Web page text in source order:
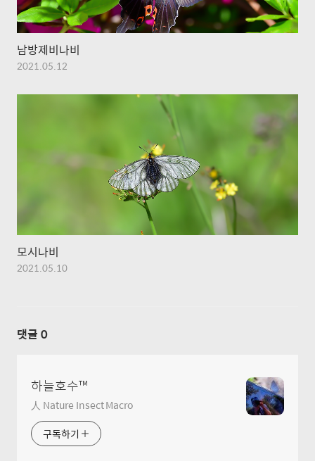
남방제비나비
2021.05.12
모시나비
2021.05.10
댓글 0
하늘호수™
人 Nature Insect Macro
구독하기